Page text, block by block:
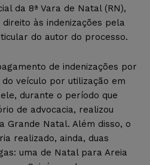
da 8ª Vara de Natal (RN),
às indenizações pela
do autor do processo.
de indenizações por
veículo por utilização em
durante o período que
de advocacia, realizou
Grande Natal. Além disso, o
realizado, ainda, duas
uma de Natal para Areia